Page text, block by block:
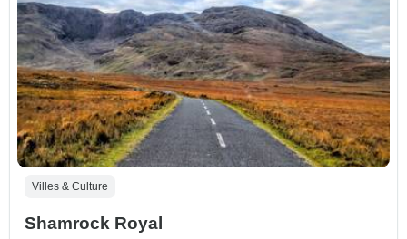
Villes & Culture
Shamrock Royal